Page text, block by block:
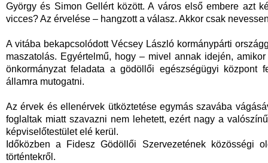
György és Simon Gellért között. A város első embere azt
vicces? Az érvelése – hangzott a válasz. Akkor csak
A vitába bekapcsolódott Vécsey László kormánypárti
maszatolás. Egyértelmű, hogy – mivel annak idején,
önkormányzat feladata a gödöllői egészségügyi központ
államra mutogatni.
Az érvek és ellenérvek ütköztetése egymás szavába
foglaltak miatt szavazni nem lehetett, ezért nagy a
képviselőtestület elé kerül.
Időközben a Fidesz Gödöllői Szervezetének közösségi
történtekről.